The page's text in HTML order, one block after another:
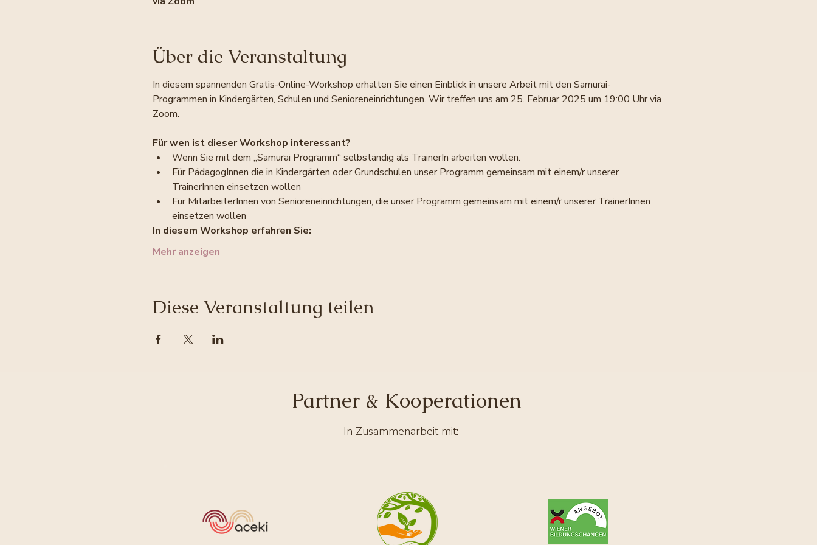
Über die Veranstaltung
In diesem spannenden Gratis-Online-Workshop erhalten Sie einen Einblick in unsere Arbeit mit den Samurai-
Programmen in Kindergärten, Schulen und Senioreneinrichtungen. Wir treffen uns am 25. Februar 2025 um 19:00 Uhr via
Zoom.
Für wen ist dieser Workshop interessant?
Wenn Sie mit dem „Samurai Programm“ selbständig als TrainerIn arbeiten wollen.
Für PädagogInnen die in Kindergärten oder Grundschulen unser Programm gemeinsam mit einem/r unserer
TrainerInnen einsetzen wollen
Für MitarbeiterInnen von Senioreneinrichtungen, die unser Programm gemeinsam mit einem/r unserer TrainerInnen
einsetzen wollen
In diesem Workshop erfahren Sie:
Mehr anzeigen
Diese Veranstaltung teilen
Partner & Kooperationen
In Zusammenarbeit mit: